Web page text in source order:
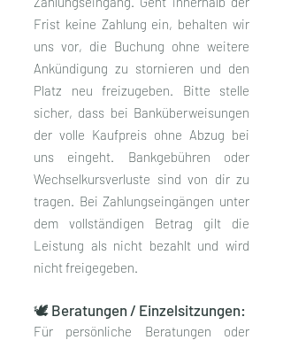
Frist keine Zahlung ein, behalten wir
uns vor, die Buchung ohne weitere
Ankündigung zu stornieren und den
Platz neu freizugeben. Bitte stelle
sicher, dass bei Banküberweisungen
der volle Kaufpreis ohne Abzug bei
uns eingeht. Bankgebühren oder
Wechselkursverluste sind von dir zu
tragen. Bei Zahlungseingängen unter
dem vollständigen Betrag gilt die
Leistung als nicht bezahlt und wird
nicht freigegeben.
🕊 Beratungen / Einzelsitzungen:
Für persönliche Beratungen oder